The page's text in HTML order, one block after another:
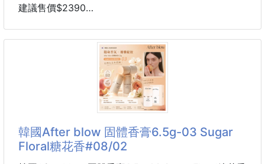
我這次出國直接少帶「一整
建議售價$2390
這款真的一眼就被燒到😍
不是那種很高調的包款，而是越看越有質感、越背越耐
有存在感。
韓國After blow 固體香膏6.5g-03 Sugar
Floral糖花香#08/02